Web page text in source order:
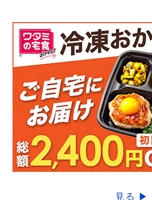
見る ▶